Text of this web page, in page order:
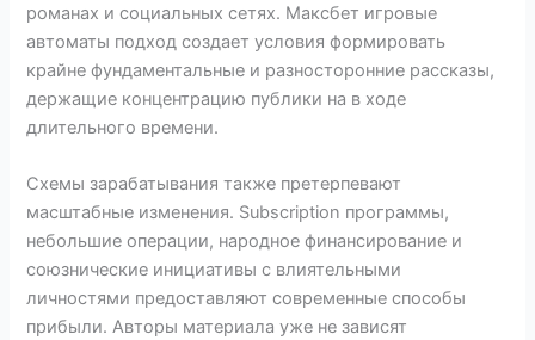
романах и социальных сетях. Максбет игровые
автоматы подход создает условия формировать
крайне фундаментальные и разносторонние рассказы,
держащие концентрацию публики на в ходе
длительного времени.
Схемы зарабатывания также претерпевают
масштабные изменения. Subscription программы,
небольшие операции, народное финансирование и
союзнические инициативы с влиятельными
личностями предоставляют современные способы
прибыли. Авторы материала уже не зависят